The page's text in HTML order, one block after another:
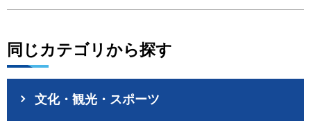
同じカテゴリから探す
文化・観光・スポーツ